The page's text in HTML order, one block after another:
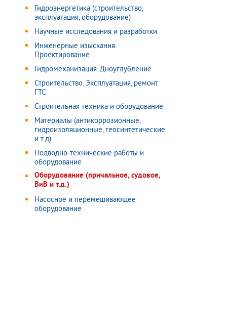
Гидроэнергетика (строительство,
эксплуатация, оборудование)
Научные исследования и разработки
Инженерные изыскания.
Проектирование
Гидромеханизация. Дноуглубление
Строительство. Эксплуатация, ремонт
ГТС
Строительная техника и оборудование
Материалы (антикоррозионные,
гидроизоляционные, геосинтетические
и т.д)
Подводно-технические работы и
оборудование
Оборудование (причальное, судовое,
ВиВ и т.д.)
Насосное и перемешивающее
оборудование